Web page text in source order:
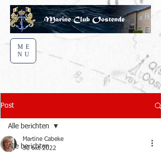
ME
NU
Post
Alle berichten
Alle berichten
Martine Cabeke
30 okt 2022